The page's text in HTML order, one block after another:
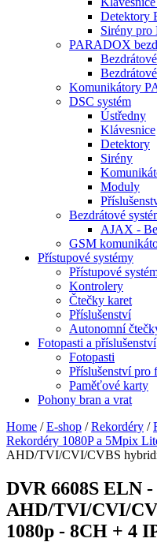
Detektory
Sirény pro
PARADOX
Komunikátory
DSC systém
Ústředny
Klávesnice
Detektory
Sirény
Moduly
Bezdrátové
AJAX -
GSM
Přístupové systémy
Přístupové
Kontrolery
Čtečky karet
Příslušenství
Autonomní
Fotopasti a příslušenství
Fotopasti
Příslušenství pro
Paměťové karty
Pohony bran a vrat
Home / E-shop / Rekordéry /
Rekordéry 1080P a 5Mpix
AHD/TVI/CVI/CVBS
DVR 6608S ELN
AHD/TVI/CVI/
1080p - 8CH + 4